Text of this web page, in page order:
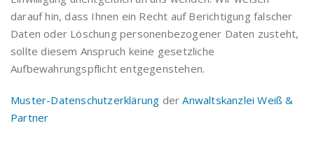
darauf hin, dass Ihnen ein Recht auf Berichtigung falscher
Daten oder Löschung personenbezogener Daten zusteht,
sollte diesem Anspruch keine gesetzliche
Aufbewahrungspflicht entgegenstehen.
Muster-Datenschutzerklärung derAnwaltskanzlei Weiß &
Partner